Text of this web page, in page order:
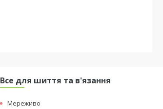
Все для шиття та в'язання
Мереживо